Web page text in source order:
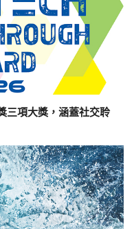
三項大獎，涵蓋社交聆